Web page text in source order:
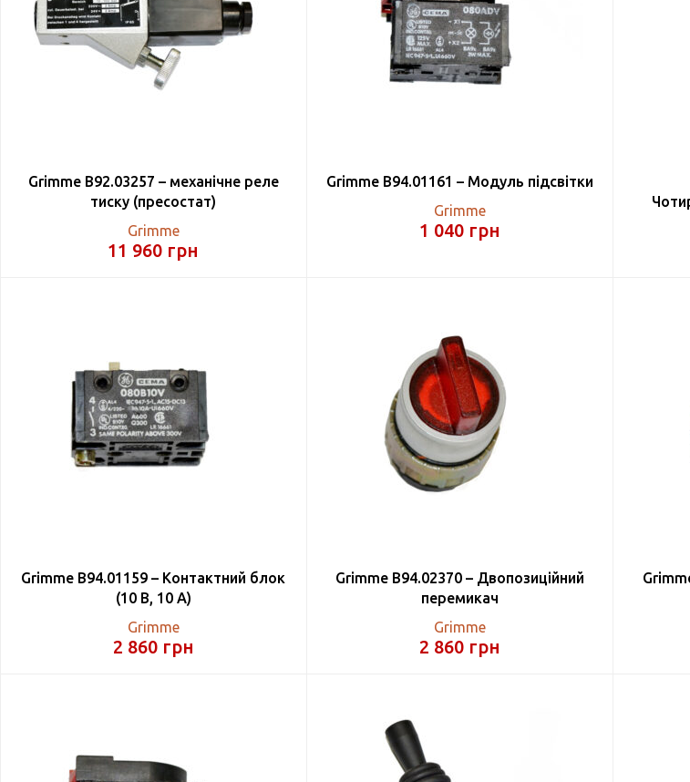
Grimme B92.03257 – механічне реле
тиску (пресостат)
Grimme
11 960 грн
Grimme B94.01161 – Модуль підсвітки
Grimme
1 040 грн
Grimme B94.01159 – Контактний блок
(10 В, 10 А)
Grimme
2 860 грн
Grimme B94.02370 – Двопозиційний
перемикач
Grimme
2 860 грн